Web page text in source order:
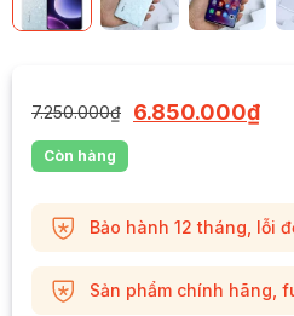
7.250.000₫ 6.850.000₫
Còn hàng
Bảo hành 12 tháng, lỗi
Sản phẩm chính hãng,